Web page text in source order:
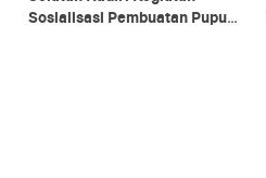
Sosialisasi Pembuatan Pupuk